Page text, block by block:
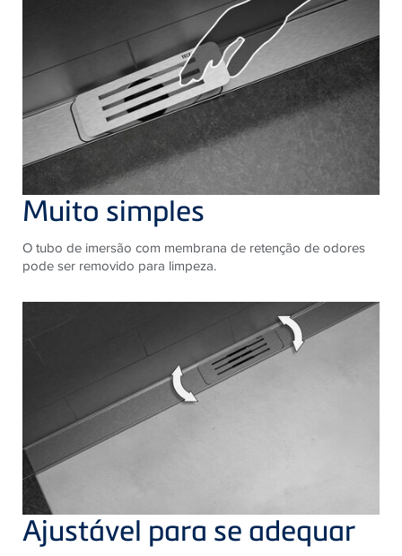
Muito simples
O tubo de imersão com membrana de retenção de odores
pode ser removido para limpeza.
Ajustável para se adequar